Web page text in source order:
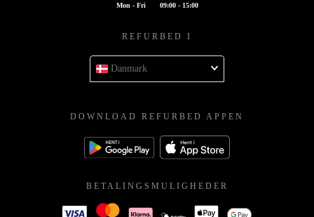
Mon - Fri 09:00 - 15:00
REFURBED I
Danmark
DOWNLOAD REFURBED APPEN
BETALINGSMULIGHEDER